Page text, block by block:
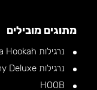
מתוגים מובילים
נרגילות Alpha Hookah
נרגילות Amy Deluxe